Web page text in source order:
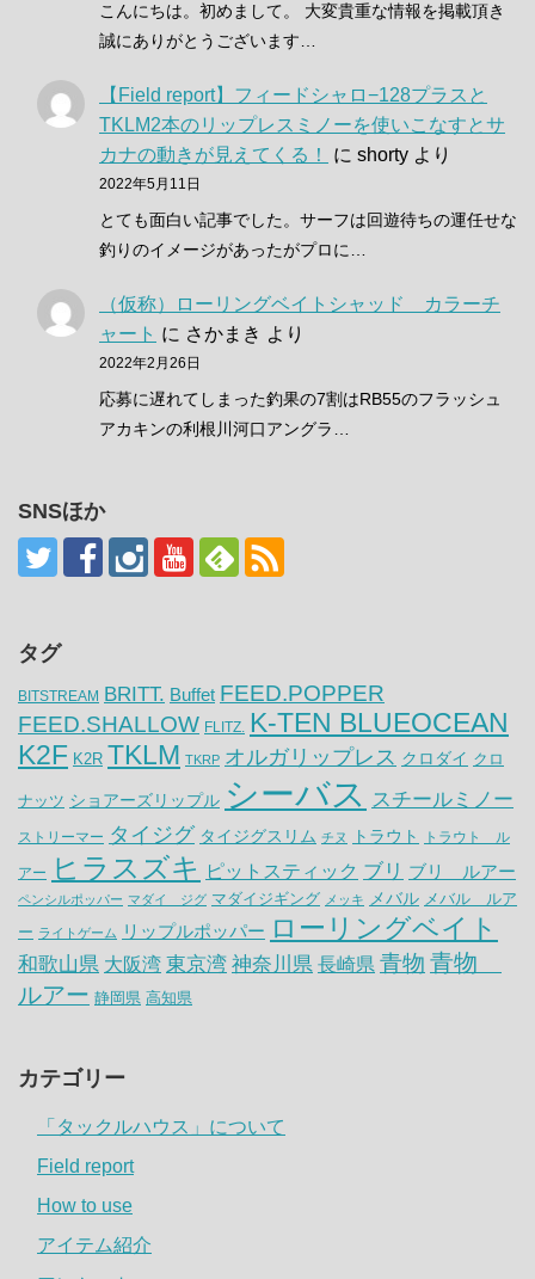
こんにちは。初めまして。 大変貴重な情報を掲載頂き
誠にありがとうございます…
【Field report】フィードシャロ−128プラスと
TKLM2本のリップレスミノーを使いこなすとサ
カナの動きが見えてくる！
に shorty より
2022年5月11日
とても面白い記事でした。サーフは回遊待ちの運任せな
釣りのイメージがあったがプロに…
（仮称）ローリングベイトシャッド カラーチ
ャート に さかまき より
2022年2月26日
応募に遅れてしまった釣果の7割はRB55のフラッシュ
アカキンの利根川河口アングラ…
SNSほか
タグ
BITSTREAM BRITT. Buffet FEED.POPPER
FEED.SHALLOW FLITZ.
K-TEN BLUEOCEAN
K2F K2R TKLM TKRP オルガリップレス クロダイ クロ
ナッツ ショアーズリップル シーバス スチールミノー
ストリーマー タイジグ タイジグスリム チヌ トラウト トラウト ル
アー ヒラスズキ ピットスティック ブリ ブリ ルアー
ペンシルポッパー マダイ ジグ マダイジギング メッキ メバル メバル ルア
ー ライトゲーム リップルポッパー ローリングベイト
和歌山県 大阪湾 東京湾 神奈川県 長崎県 青物 青物
ルアー 静岡県 高知県
カテゴリー
「タックルハウス」について
Field report
How to use
アイテム紹介